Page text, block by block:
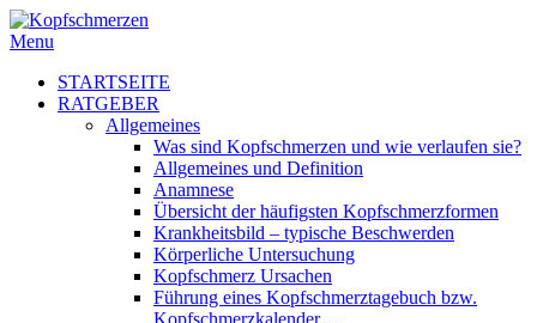
Menu
STARTSEITE
RATGEBER
Allgemeines
Was sind Kopfschmerzen und wie verlaufen sie?
Allgemeines und Definition
Anamnese
Übersicht der häufigsten Kopfschmerzformen
Krankheitsbild – typische Beschwerden
Körperliche Untersuchung
Kopfschmerz Ursachen
Führung eines Kopfschmerztagebuch bzw.
Kopfschmerzkalender…